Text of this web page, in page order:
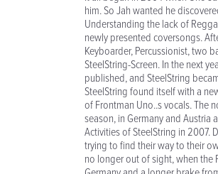
him. So Jah wanted he
Understanding the lack of
newly presented coversongs.
Keyboarder, Percussionist, two
SteelString-Screen. In the next
published, and SteelString
SteelString found itself with a
of Frontman Uno..s vocals. The
season, in Germany and
Activities of SteelString in 2007.
trying to find their way to their
no longer out of sight, when the